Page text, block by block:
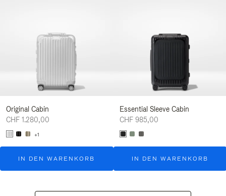
Original Cabin
CHF 1.280,00
+1
IN DEN WARENKORB
Essential Sleeve Cabin
CHF 985,00
IN DEN WARENKORB